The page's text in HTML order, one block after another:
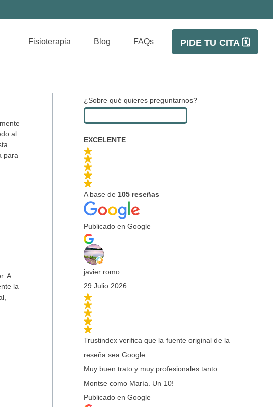
Fisioterapia Blog FAQs PIDE TU CITA 🗓️
al
para
A
la
¿Sobre qué quieres preguntarnos?
EXCELENTE
A base de 105 reseñas
Publicado en Google
javier romo
29 Julio 2026
Trustindex verifica que la fuente original de la
reseña sea Google.
Muy buen trato y muy profesionales tanto
Montse como María. Un 10!
Publicado en Google